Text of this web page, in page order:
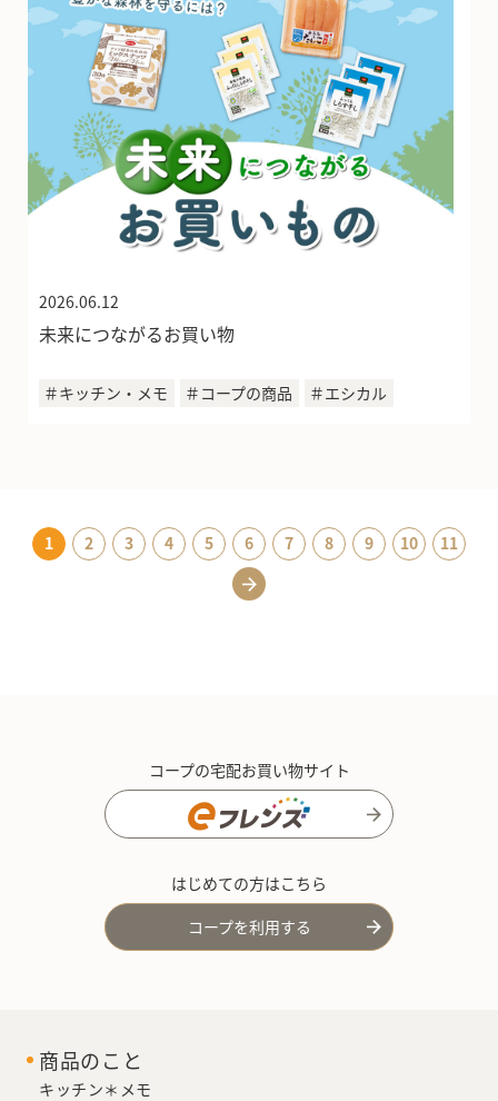
2026.06.12
未来につながるお買い物
＃キッチン・メモ ＃コープの商品 ＃エシカル
1 2 3 4 5 6 7 8 9 10 11
コープの宅配お買い物サイト
はじめての方はこちら
コープを利用する
商品のこと
キッチン＊メモ